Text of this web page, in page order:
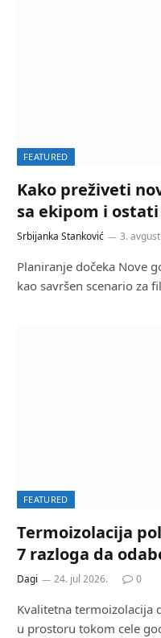
FEATURED
Kako preživeti
sa ekipom i
Srbijanka Stanković 3.
Planiranje dočeka Nove
kao savršen scenario za
FEATURED
Termoizolacija
7 razloga da
Dagi 24. jul 2026. 0
Kvalitetna
u prostoru tokom cele